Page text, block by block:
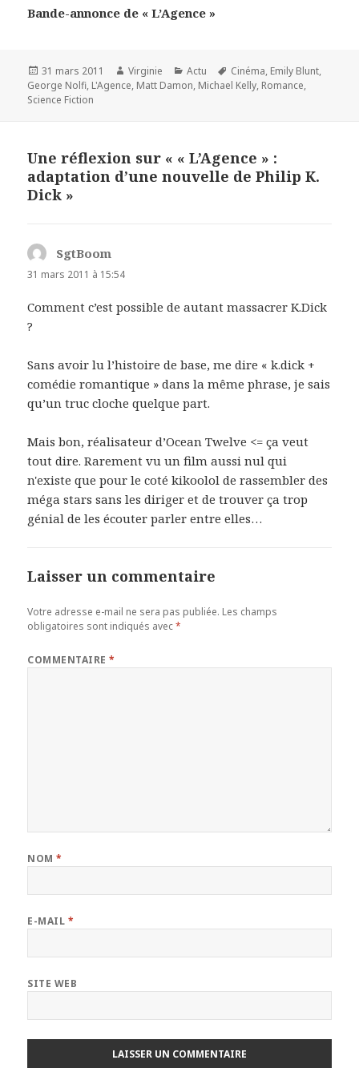
Bande-annonce de « L’Agence »
Publié
le
31 mars 2011 Auteur
Virginie Catégories
Actu
Mots-
clés
Cinéma, Emily Blunt,
George Nolfi, L'Agence, Matt Damon, Michael Kelly, Romance,
Science Fiction
Une réflexion sur « « L’Agence » :
adaptation d’une nouvelle de Philip K.
Dick »
SgtBoom
31 mars 2011 à 15:54
Comment c’est possible de autant massacrer K.Dick
?
Sans avoir lu l’histoire de base, me dire « k.dick +
comédie romantique » dans la même phrase, je sais
qu’un truc cloche quelque part.
Mais bon, réalisateur d’Ocean Twelve <= ça veut
tout dire. Rarement vu un film aussi nul qui
n'existe que pour le coté kikoolol de rassembler des
méga stars sans les diriger et de trouver ça trop
génial de les écouter parler entre elles…
Laisser un commentaire
Votre adresse e-mail ne sera pas publiée. Les champs
obligatoires sont indiqués avec*
COMMENTAIRE*
NOM*
E-MAIL *
SITE WEB